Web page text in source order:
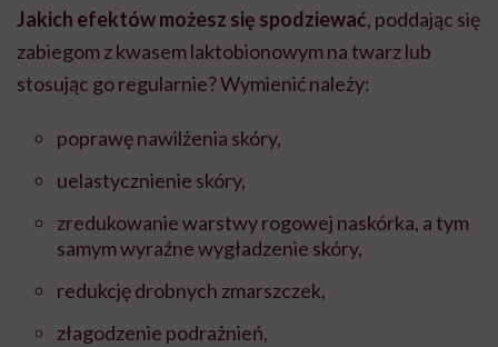
Jakich efektów możesz się spodziewać, poddając się
zabiegom z kwasem laktobionowym na twarz lub
stosując go regularnie? Wymienić należy:
poprawę nawilżenia skóry,
uelastycznienie skóry,
zredukowanie warstwy rogowej naskórka, a tym
samym wyraźne wygładzenie skóry,
redukcję drobnych zmarszczek,
złagodzenie podrażnień,